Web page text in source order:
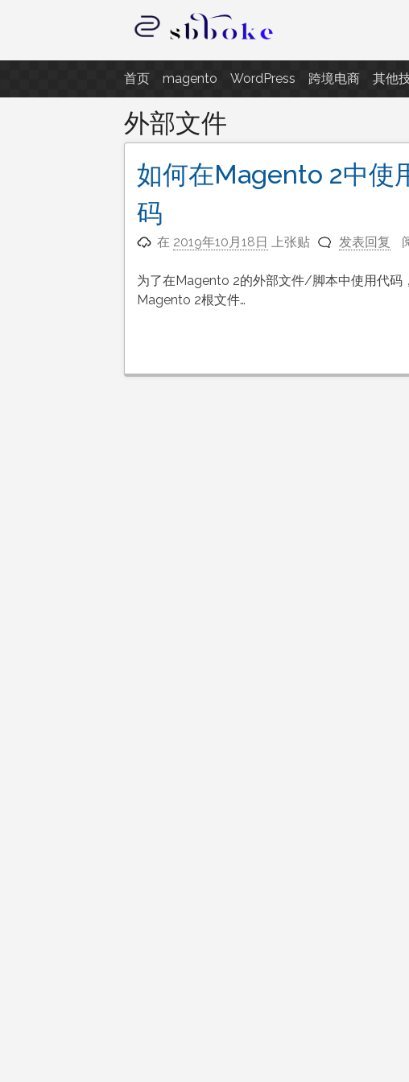
至
内
容
记录跨境电商独立站开发遇到的点点滴滴
首页 magento WordPress 跨境电商 其他
外部文件
如何在Magento 2中使
码
在 2019年10月18日 上张贴 发表回复
为了在Magento 2的外部文件/脚本中使用代码
Magento 2根文件…